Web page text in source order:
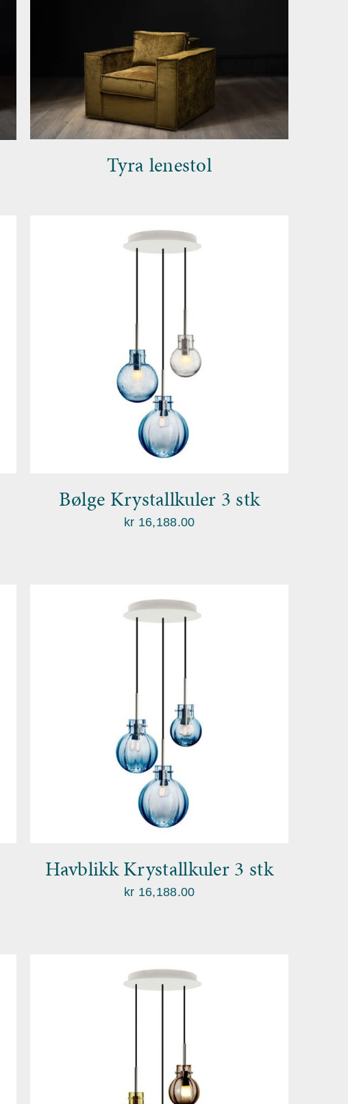
Tyra lenestol
Bølge Krystallkuler 3 stk
kr 16,188.00
Havblikk Krystallkuler 3 stk
kr 16,188.00